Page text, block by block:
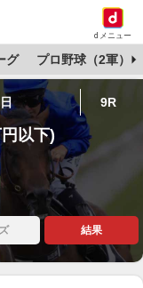
dメニュー
グ プロ野球（2軍）
9R
以下)
結果